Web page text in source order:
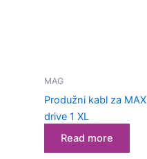
MAG
Produžni kabl za MAX
drive 1 XL
Read more